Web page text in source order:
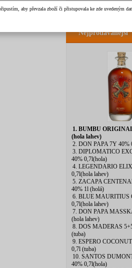
30. BOTRAN KI 40%
Nejprodávanější
1. BUMBU
(hola lahev)
2. DON PAPA 7Y 40%
3. DIPLOMATICO
40% 0,7l(hola)
4. LEGENDARIO
0,7l(hola lahev)
5. ZACAPA
40% 1l (holá)
6. BLUE MAURITIUS
0,7l(hola lahev)
7. DON PAPA
(hola lahev)
8. DOS MADERAS
(tuba)
9. ESPERO
0,7l (tuba)
10. SANTOS
40% 0,7l(hola)
aby převzala zboží či přistupovala ke zde uvedeným